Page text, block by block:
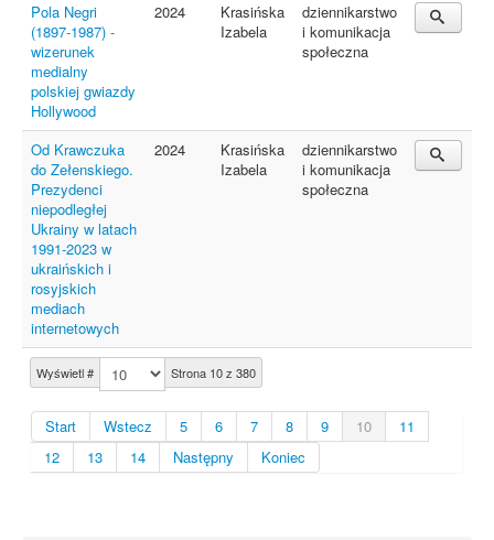
Wyświetl # Strona 10 z 380
Start Wstecz 5 6 7 8 9 10
11
12
13 14 Następny Koniec
Pola Negri
(1897-1987) -
wizerunek
medialny
polskiej gwiazdy
Hollywood
2024
Krasińska
Izabela
dziennikarstwo
i komunikacja
społeczna
Od Krawczuka
do Zełenskiego.
Prezydenci
niepodległej
Ukrainy w latach
1991-2023 w
ukraińskich i
rosyjskich
mediach
internetowych
2024
Krasińska
Izabela
dziennikarstwo
i komunikacja
społeczna